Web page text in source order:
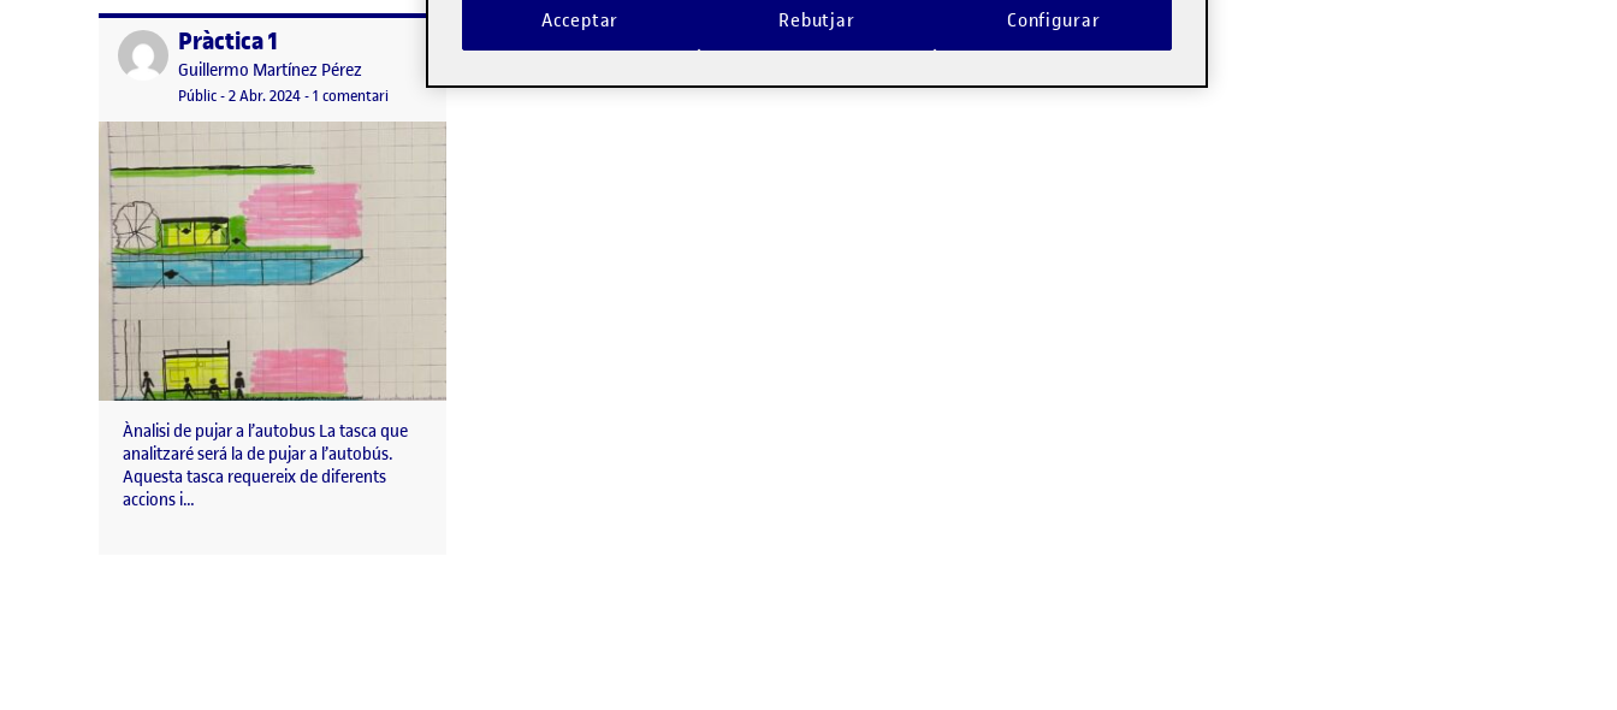
Publicat perPràctica 1
Publicat per
Guillermo Martínez Pérez
Visibilitat:
Públic-Data de publicació
2 Abr. 20242 abril, 2024 11:04 pm
-1 comentaria Pràctica 1
Ànalisi de pujar a l’autobus La tasca que
analitzaré será la de pujar a l’autobús.
Aquesta tasca requereix de diferents
accions i…
Rebutjar
Acceptar Configurar